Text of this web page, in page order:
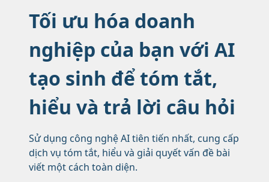
Tối ưu hóa doanh
nghiệp của bạn với AI
tạo sinh để tóm tắt,
hiểu và trả lời câu hỏi
Sử dụng công nghệ AI tiên tiến nhất, cung cấp
dịch vụ tóm tắt, hiểu và giải quyết vấn đề bài
viết một cách toàn diện.